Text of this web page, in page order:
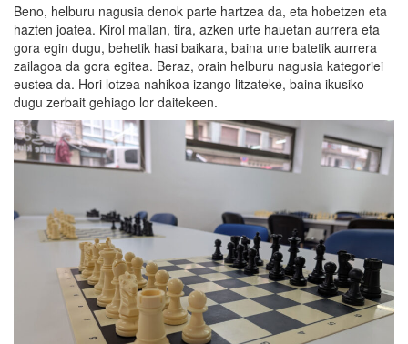
Beno, helburu nagusia denok parte hartzea da, eta hobetzen eta
hazten joatea. Kirol mailan, tira, azken urte hauetan aurrera eta
gora egin dugu, behetik hasi baikara, baina une batetik aurrera
zailagoa da gora egitea. Beraz, orain helburu nagusia kategoriei
eustea da. Hori lotzea nahikoa izango litzateke, baina ikusiko
dugu zerbait gehiago lor daitekeen.